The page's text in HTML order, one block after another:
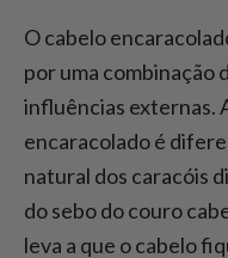
O cabelo
por uma combinação
influências externas.
encaracolado é
natural dos caracóis
do sebo do couro
leva a que o cabelo